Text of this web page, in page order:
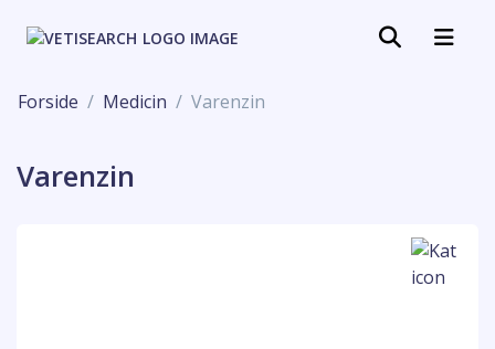
Forside Medicin Varenzin
Varenzin